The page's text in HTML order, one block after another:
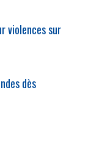
violences sur
dès